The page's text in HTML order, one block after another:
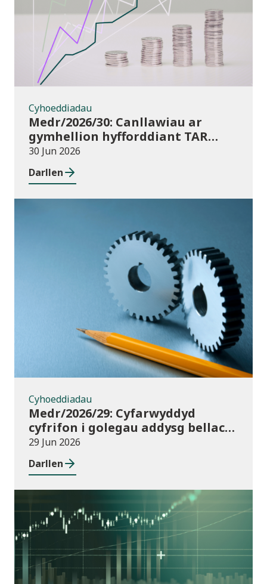
Cyhoeddiadau
Medr/2026/30: Canllawiau ar
gymhellion hyfforddiant TAR
(Addysg Bellach) i athrawon yng
Nghymru blwyddyn academaidd
2026/27
30 Jun 2026
Darllen
Cyhoeddiadau
Cyhoeddiadau
Medr/2026/29: Cyfarwyddyd
cyfrifon i golegau addysg bellach
yng Nghymru ar gyfer 2025/26
29 Jun 2026
Darllen